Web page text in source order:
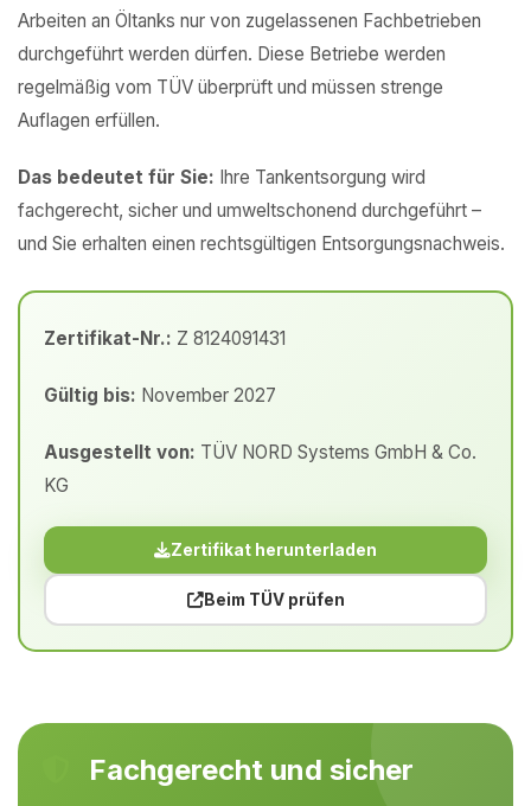
Arbeiten an Öltanks nur von zugelassenen Fachbetrieben
durchgeführt werden dürfen. Diese Betriebe werden
regelmäßig vom TÜV überprüft und müssen strenge
Auflagen erfüllen.
Das bedeutet für Sie: Ihre Tankentsorgung wird
fachgerecht, sicher und umweltschonend durchgeführt –
und Sie erhalten einen rechtsgültigen Entsorgungsnachweis.
Zertifikat-Nr.: Z 8124091431
Gültig bis: November 2027
Ausgestellt von: TÜV NORD Systems GmbH & Co.
KG
Zertifikat herunterladen
Beim TÜV prüfen
Fachgerecht und sicher